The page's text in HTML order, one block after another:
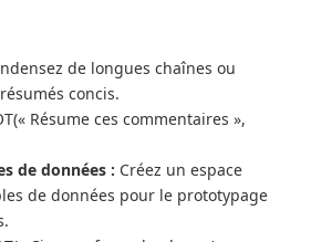
de longues chaînes ou
concis.
Résume ces commentaires »,
de données : Créez un espace
de données pour le prototypage